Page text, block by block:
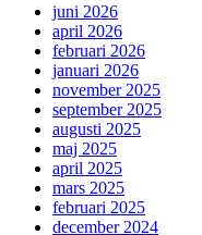
juni 2026
april 2026
februari 2026
januari 2026
november 2025
september 2025
augusti 2025
maj 2025
april 2025
mars 2025
februari 2025
december 2024